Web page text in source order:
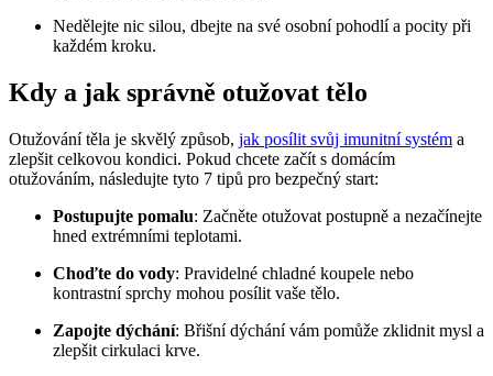
Nedělejte nic silou, dbejte na své osobní pohodlí a pocity při
každém kroku.
Kdy a jak správně otužovat tělo
Otužování těla je skvělý způsob, jak posílit svůj imunitní systém a
zlepšit celkovou kondici. Pokud chcete začít s domácím
otužováním, následujte tyto 7 tipů pro bezpečný start:
Postupujte pomalu: Začněte otužovat postupně a nezačínejte
hned extrémními teplotami.
Choďte do vody: Pravidelné chladné koupele nebo
kontrastní sprchy mohou posílit vaše tělo.
Zapojte dýchání: Břišní dýchání vám pomůže zklidnit mysl a
zlepšit cirkulaci krve.